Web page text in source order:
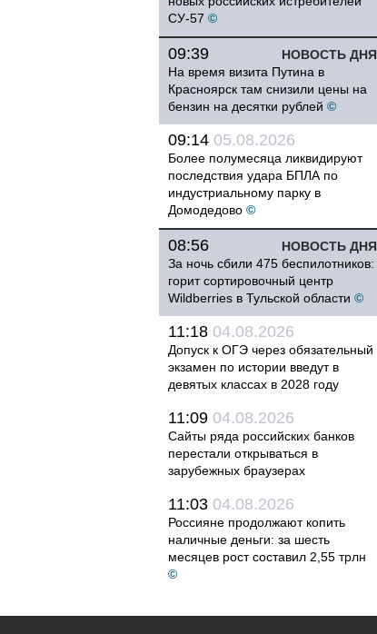
СУ-57 ©
НОВОСТЬ ДНЯ
09:39
На время визита Путина в
Красноярск там снизили цены на
бензин на десятки рублей ©
09:14 05.08.2026
Более полумесяца ликвидируют
последствия удара БПЛА по
индустриальному парку в
Домодедово ©
НОВОСТЬ ДНЯ
08:56
За ночь сбили 475 беспилотников:
горит сортировочный центр
Wildberries в Тульской области ©
11:18 04.08.2026
Допуск к ОГЭ через обязательный
экзамен по истории введут в
девятых классах в 2028 году
11:09 04.08.2026
Сайты ряда российских банков
перестали открываться в
зарубежных браузерах
11:03 04.08.2026
Россияне продолжают копить
наличные деньги: за шесть
месяцев рост составил 2,55 трлн
©